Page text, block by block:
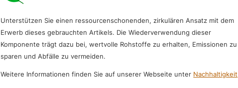
Unterstützen Sie einen ressourcenschonenden, zirkulären Ansatz mit dem
Erwerb dieses gebrauchten Artikels. Die Wiederverwendung dieser
Komponente trägt dazu bei, wertvolle Rohstoffe zu erhalten, Emissionen zu
sparen und Abfälle zu vermeiden.
Weitere Informationen finden Sie auf unserer Webseite unter Nachhaltigkeit